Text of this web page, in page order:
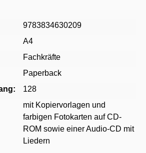
9783834630209
A4
Fachkräfte
Paperback
128
mit Kopiervorlagen und
farbigen Fotokarten auf CD-
ROM sowie einer Audio-CD mit
Liedern